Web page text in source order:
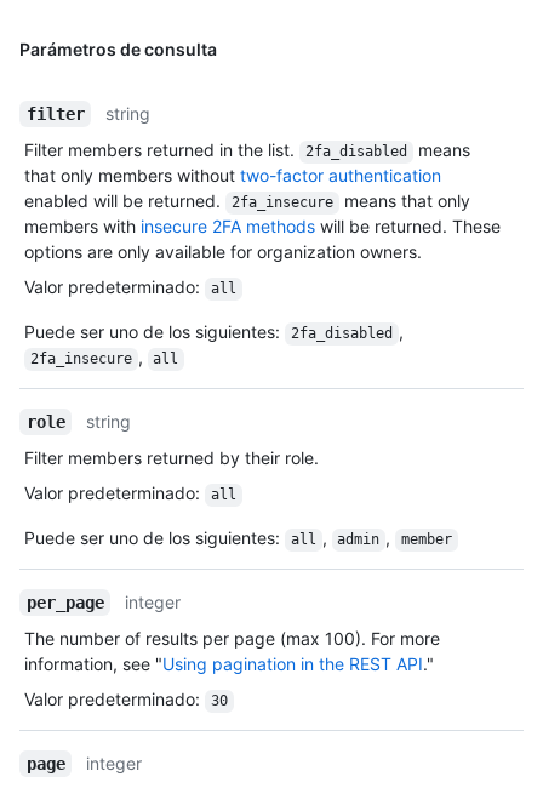
Parámetros de consulta
filter
string
Filter members returned in the list.
2fa_disabled
means
that only members without two-factor authentication
enabled will be returned.
2fa_insecure
means that only
members with insecure 2FA methods will be returned. These
options are only available for organization owners.
Valor predeterminado: all
Puede ser uno de los siguientes: 2fa_disabled ,
2fa_insecure , all
role
string
Filter members returned by their role.
Valor predeterminado: all
Puede ser uno de los siguientes: all , admin , member
per_page
integer
The number of results per page (max 100). For more
information, see "Using pagination in the REST API."
Valor predeterminado: 30
page
integer